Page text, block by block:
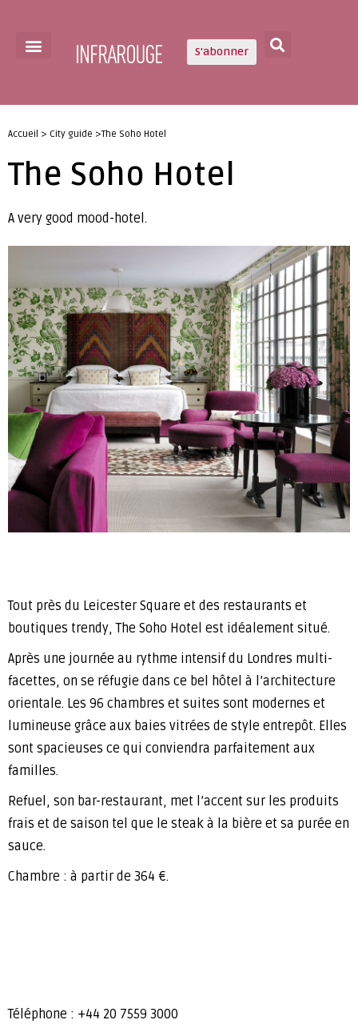
S'abonner
Accueil > City guide >The Soho Hotel
The Soho Hotel
A very good mood-hotel.
Tout près du Leicester Square et des restaurants et
boutiques trendy, The Soho Hotel est idéalement situé.
Après une journée au rythme intensif du Londres multi-
facettes, on se réfugie dans ce bel hôtel à l’architecture
orientale. Les 96 chambres et suites sont modernes et
lumineuse grâce aux baies vitrées de style entrepôt. Elles
sont spacieuses ce qui conviendra parfaitement aux
familles.
Refuel, son bar-restaurant, met l’accent sur les produits
frais et de saison tel que le steak à la bière et sa purée en
sauce.
Chambre : à partir de 364 €.
Téléphone : +44 20 7559 3000